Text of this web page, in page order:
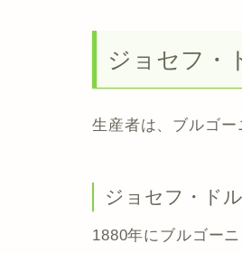
ジョセフ・
生産者は、ブルゴー
ジョセフ・ド
1880年にブルゴー